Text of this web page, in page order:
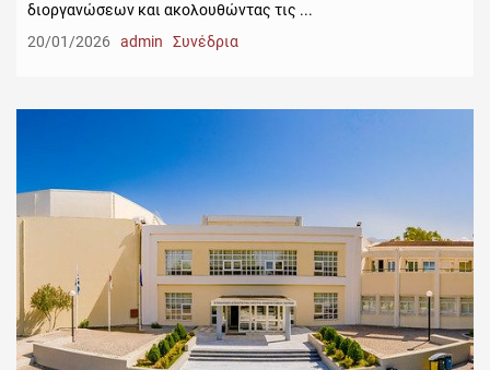
διοργανώσεων και ακολουθώντας τις ...
20/01/2026
admin Συνέδρια